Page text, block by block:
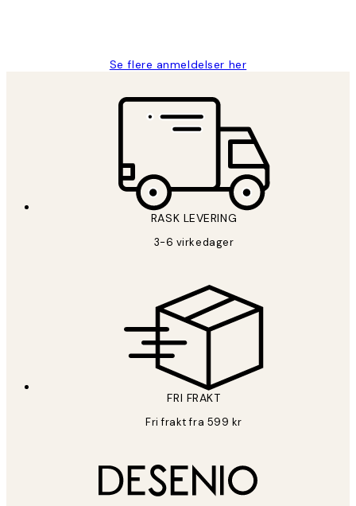
Se flere anmeldelser her
RASK LEVERING
3-6 virkedager
FRI FRAKT
Fri frakt fra 599 kr